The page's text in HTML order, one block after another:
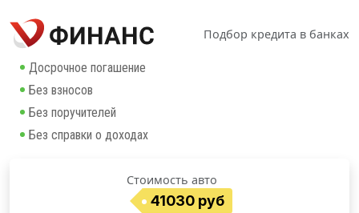
Подбор кредита в банках
Досрочное погашение
Без взносов
Без поручителей
Без справки о доходах
Стоимость авто
41030 руб